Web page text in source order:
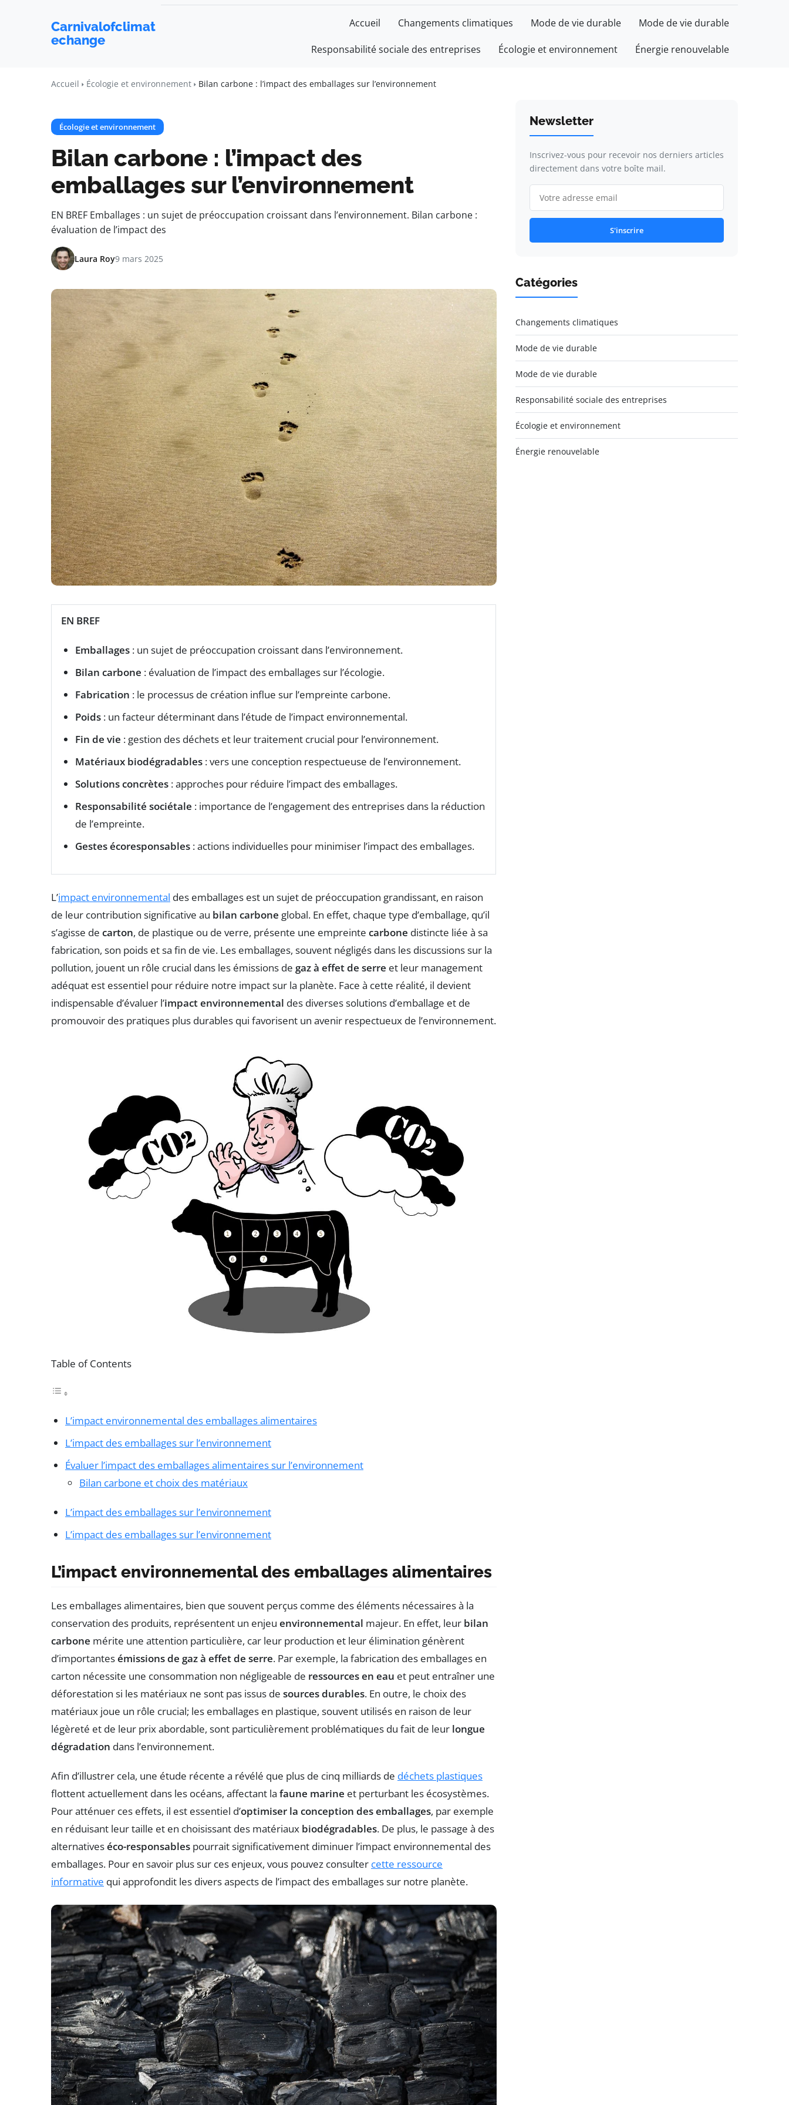
Carnivalofclimat
echange
Accueil Changements climatiques Mode de vie durable Mode de vie durable
Responsabilité sociale des entreprises Écologie et environnement Énergie renouvelable
Accueil Écologie et environnement Bilan carbone : l’impact des emballages sur l’environnement
Écologie et environnement
Bilan carbone : l’impact des
emballages sur l’environnement
EN BREF Emballages : un sujet de préoccupation croissant dans l’environnement. Bilan carbone :
évaluation de l’impact des
Laura Roy9 mars 2025
EN BREF
Emballages : un sujet de préoccupation croissant dans l’environnement.
Bilan carbone : évaluation de l’impact des emballages sur l’écologie.
Fabrication : le processus de création influe sur l’empreinte carbone.
Poids : un facteur déterminant dans l’étude de l’impact environnemental.
Fin de vie : gestion des déchets et leur traitement crucial pour l’environnement.
Matériaux biodégradables : vers une conception respectueuse de l’environnement.
Solutions concrètes : approches pour réduire l’impact des emballages.
Responsabilité sociétale : importance de l’engagement des entreprises dans la réduction
de l’empreinte.
Gestes écoresponsables : actions individuelles pour minimiser l’impact des emballages.
L’impact environnemental des emballages est un sujet de préoccupation grandissant, en raison
de leur contribution significative au bilan carbone global. En effet, chaque type d’emballage, qu’il
s’agisse de carton, de plastique ou de verre, présente une empreinte carbone distincte liée à sa
fabrication, son poids et sa fin de vie. Les emballages, souvent négligés dans les discussions sur la
pollution, jouent un rôle crucial dans les émissions de gaz à effet de serre et leur management
adéquat est essentiel pour réduire notre impact sur la planète. Face à cette réalité, il devient
indispensable d’évaluer l’impact environnemental des diverses solutions d’emballage et de
promouvoir des pratiques plus durables qui favorisent un avenir respectueux de l’environnement.
Table of Contents
L’impact environnemental des emballages alimentaires
L’impact des emballages sur l’environnement
Évaluer l’impact des emballages alimentaires sur l’environnement
Bilan carbone et choix des matériaux
L’impact des emballages sur l’environnement
L’impact des emballages sur l’environnement
L’impact environnemental des emballages alimentaires
Les emballages alimentaires, bien que souvent perçus comme des éléments nécessaires à la
conservation des produits, représentent un enjeu environnemental majeur. En effet, leur bilan
carbone mérite une attention particulière, car leur production et leur élimination génèrent
d’importantesémissions de gaz à effet de serre. Par exemple, la fabrication des emballages en
carton nécessite une consommation non négligeable de ressources en eau et peut entraîner une
déforestation si les matériaux ne sont pas issus de sources durables. En outre, le choix des
matériaux joue un rôle crucial; les emballages en plastique, souvent utilisés en raison de leur
légèreté et de leur prix abordable, sont particulièrement problématiques du fait de leur longue
dégradation dans l’environnement.
Afin d’illustrer cela, une étude récente a révélé que plus de cinq milliards de déchets plastiques
flottent actuellement dans les océans, affectant la faune marine et perturbant les écosystèmes.
Pour atténuer ces effets, il est essentiel d’optimiser la conception des emballages, par exemple
en réduisant leur taille et en choisissant des matériaux biodégradables. De plus, le passage à des
alternativeséco-responsables pourrait significativement diminuer l’impact environnemental des
emballages. Pour en savoir plus sur ces enjeux, vous pouvez consulter cette ressource
informative qui approfondit les divers aspects de l’impact des emballages sur notre planète.
Newsletter
Inscrivez-vous pour recevoir nos derniers articles
directement dans votre boîte mail.
S'inscrire
Catégories
Changements climatiques
Mode de vie durable
Mode de vie durable
Responsabilité sociale des entreprises
Écologie et environnement
Énergie renouvelable